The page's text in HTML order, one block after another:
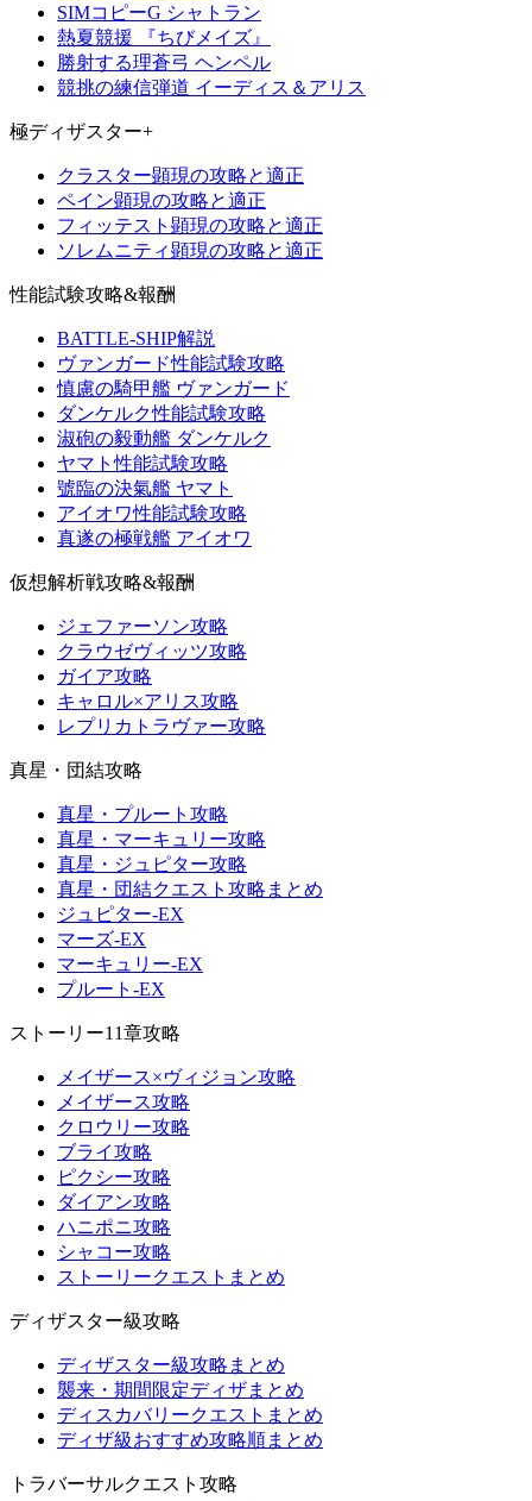
SIMコピーG シャトラン
熱夏競援 『ちびメイズ』
勝射する理蒼弓 ヘンペル
競挑の練信弾道 イーディス＆アリス
極ディザスター+
クラスター顕現の攻略と適正
ペイン顕現の攻略と適正
フィッテスト顕現の攻略と適正
ソレムニティ顕現の攻略と適正
性能試験攻略&報酬
BATTLE-SHIP解説
ヴァンガード性能試験攻略
慎慮の騎甲艦 ヴァンガード
ダンケルク性能試験攻略
淑砲の毅動艦 ダンケルク
ヤマト性能試験攻略
號臨の決氣艦 ヤマト
アイオワ性能試験攻略
真遂の極戦艦 アイオワ
仮想解析戦攻略&報酬
ジェファーソン攻略
クラウゼヴィッツ攻略
ガイア攻略
キャロル×アリス攻略
レプリカトラヴァー攻略
真星・団結攻略
真星・プルート攻略
真星・マーキュリー攻略
真星・ジュピター攻略
真星・団結クエスト攻略まとめ
ジュピター-EX
マーズ-EX
マーキュリー-EX
プルート-EX
ストーリー11章攻略
メイザース×ヴィジョン攻略
メイザース攻略
クロウリー攻略
ブライ攻略
ピクシー攻略
ダイアン攻略
ハニポニ攻略
シャコー攻略
ストーリークエストまとめ
ディザスター級攻略
ディザスター級攻略まとめ
襲来・期間限定ディザまとめ
ディスカバリークエストまとめ
ディザ級おすすめ攻略順まとめ
トラバーサルクエスト攻略